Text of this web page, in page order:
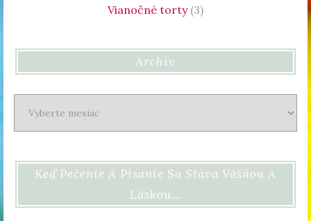
Vianočné torty(3)
Archív
Keď Pečenie A Písanie Sa Stáva Vášňou A
Láskou…